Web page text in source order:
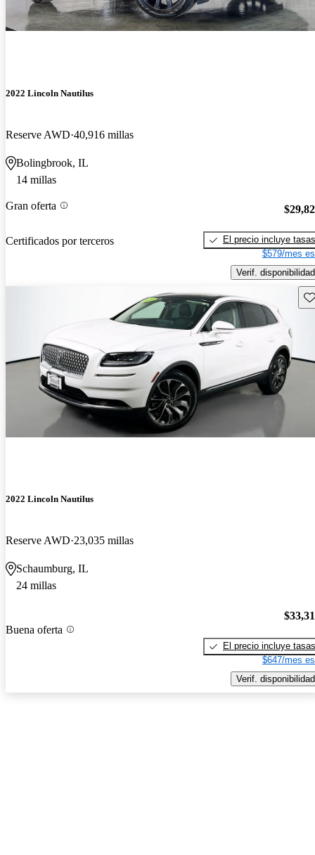
2022 Lincoln Nautilus
Reserve AWD 40,916 millas
Bolingbrook, IL
14 millas
Gran oferta
Certificados por terceros
El precio incluye tasas
$579/mes
Verif. disponibilidad
2022 Lincoln Nautilus
Reserve AWD 23,035 millas
Schaumburg, IL
24 millas
Buena oferta
El precio incluye tasas
$647/mes
Verif. disponibilidad